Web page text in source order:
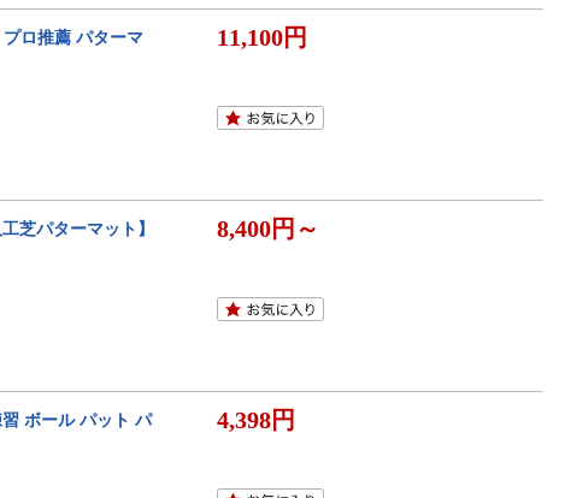
ロ推薦 パターマ
11,100円
芝パターマット】
8,400円～
ボール パット パ
4,398円